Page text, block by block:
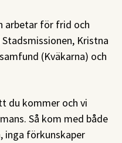
arbetar för frid och
Kristna
(Kväkarna) och
du kommer och vi
Så kom med både
inga förkunskaper